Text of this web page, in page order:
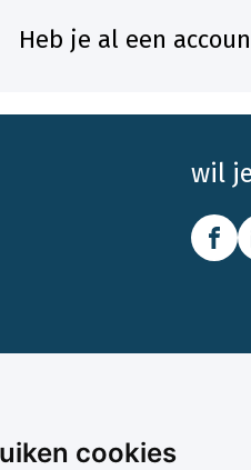
cookies
Heb je al een
wil
Ons aanbod